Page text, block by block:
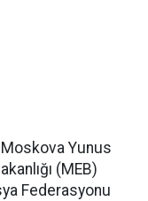
Yunus
(MEB)
Federasyonu